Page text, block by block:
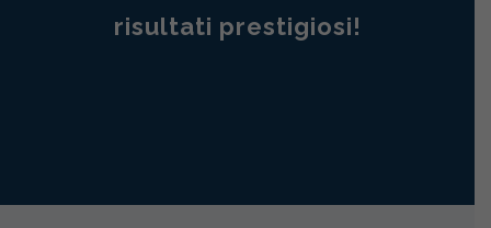
risultati prestigiosi!